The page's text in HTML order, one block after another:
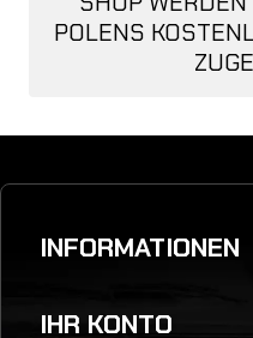
POLENS
INFORMATIONEN
IHR KONTO